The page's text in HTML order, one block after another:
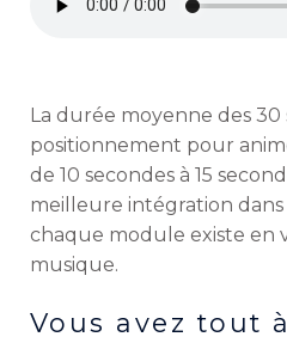
La durée moyenne des 30
positionnement pour
de 10 secondes à 15
meilleure intégration
chaque module existe en
musique.
Vous avez tout